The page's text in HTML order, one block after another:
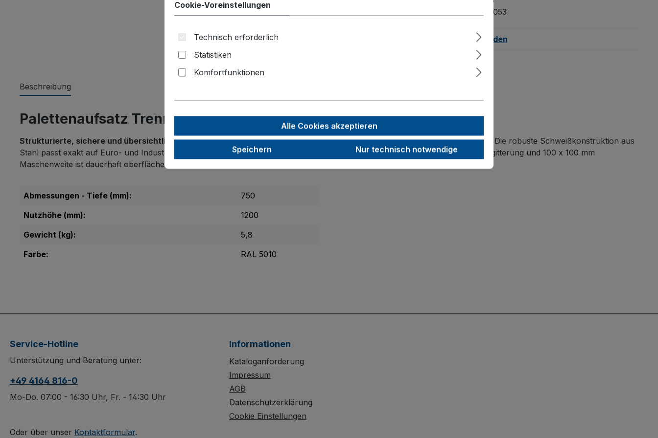
zpa-080.053
Herunterladen
Beschreibung
Palettenaufsatz Trenngitter
Strukturierte, sichere und übersichtliche Lagerhaltunggelingt Ihnen mit demPalettenaufsatz Trenngitterim Handumdrehen. Die robuste Schweißkonstruktion aus
Stahl passt exakt auf Euro- und Industriepaletten und ist beiTyp 62 und 64 flexibel einhängbar. Das gerade Gitter mit Drahtvergitterung und 100 x 100 mm
Maschenweite ist dauerhaft oberflächengeschützt sowie schlag- und kratzfest – ideal für den anspruchsvollen Lageralltag.
Abmessungen - Tiefe (mm):
750
Nutzhöhe (mm):
1200
Gewicht (kg):
5,8
Farbe:
RAL 5010
Service-Hotline
Unterstützung und Beratung unter:
+49 4164 816-0
Mo-Do. 07:00 - 16:30 Uhr, Fr. - 14:30 Uhr
Oder über unser Kontaktformular.
Informationen
Kataloganforderung
Impressum
AGB
Datenschutzerklärung
Cookie Einstellungen
Cookie-Voreinstellungen
Technisch erforderlich
Statistiken
Komfortfunktionen
Alle Cookies akzeptieren
Speichern Nur technisch notwendige